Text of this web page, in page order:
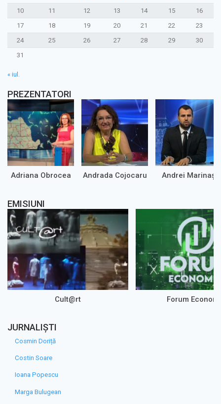
10
11 12 13 14 15
16
17
18 19 20 21 22
23
24
25 26 27 28 29
30
31
« iul.
PREZENTATORI
Adriana Obrocea Andrada Cojocaru Andrei Marinaș
EMISIUNI
Cult@rt Forum
JURNALIȘTI
Cosmin Doriță
Costin Soare
Ioana Popescu
Marga Bulugean